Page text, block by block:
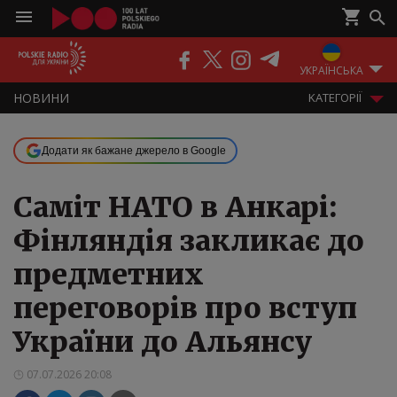
УКРАЇНСЬКА
НOВИНИ KАТЕГОРІЇ
ПОДКАСТИ ЕФІР
Додати як бажане джерело в Google
Саміт НАТО в Анкарі:
Фінляндія закликає до
предметних
переговорів про вступ
України до Альянсу
07.07.2026 20:08